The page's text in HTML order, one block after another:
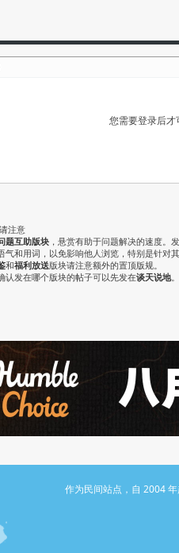
您需要登录后才
注意
题互助版块 ，悬赏有助于问题解决的速度。
和用词，以免影响他人浏览，特别是针对其
和福利放送版块请注意额外的置顶版规。
认发在哪个版块的帖子可以先发在谈天说地。
作为民间站点，自 2004 年